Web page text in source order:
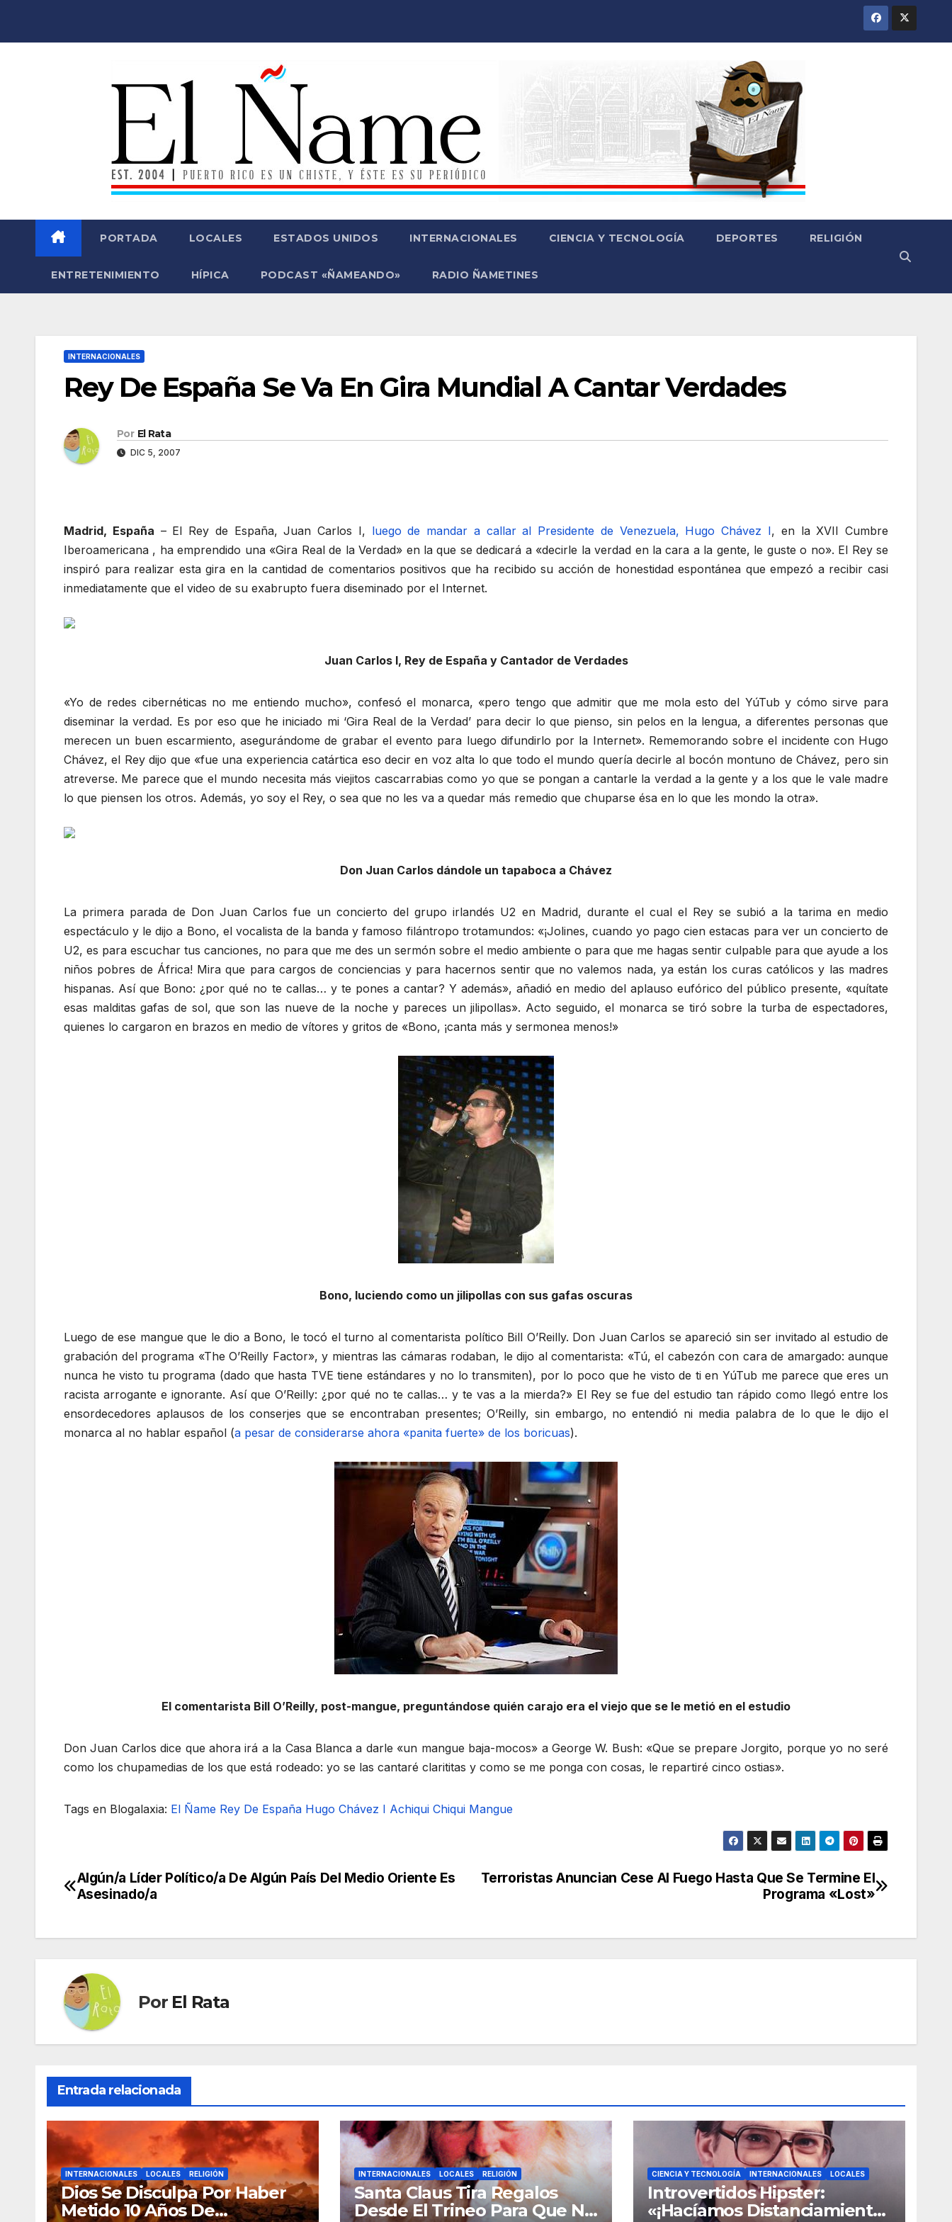
PORTADA LOCALES ESTADOS UNIDOS INTERNACIONALES CIENCIA Y TECNOLOGÍA DEPORTES RELIGIÓN
ENTRETENIMIENTO HÍPICA PODCAST «ÑAMEANDO» RADIO ÑAMETINES
INTERNACIONALES
Rey De España Se Va En Gira Mundial A Cantar Verdades
Por El Rata
DIC 5, 2007
Madrid, España – El Rey de España, Juan Carlos I, luego de mandar a callar al Presidente de Venezuela, Hugo Chávez I, en la XVII Cumbre
Iberoamericana , ha emprendido una «Gira Real de la Verdad» en la que se dedicará a «decirle la verdad en la cara a la gente, le guste o no». El Rey se
inspiró para realizar esta gira en la cantidad de comentarios positivos que ha recibido su acción de honestidad espontánea que empezó a recibir casi
inmediatamente que el video de su exabrupto fuera diseminado por el Internet.
Juan Carlos I, Rey de España y Cantador de Verdades
«Yo de redes cibernéticas no me entiendo mucho», confesó el monarca, «pero tengo que admitir que me mola esto del YúTub y cómo sirve para
diseminar la verdad. Es por eso que he iniciado mi ‘Gira Real de la Verdad’ para decir lo que pienso, sin pelos en la lengua, a diferentes personas que
merecen un buen escarmiento, asegurándome de grabar el evento para luego difundirlo por la Internet». Rememorando sobre el incidente con Hugo
Chávez, el Rey dijo que «fue una experiencia catártica eso decir en voz alta lo que todo el mundo quería decirle al bocón montuno de Chávez, pero sin
atreverse. Me parece que el mundo necesita más viejitos cascarrabias como yo que se pongan a cantarle la verdad a la gente y a los que le vale madre
lo que piensen los otros. Además, yo soy el Rey, o sea que no les va a quedar más remedio que chuparse ésa en lo que les mondo la otra».
Don Juan Carlos dándole un tapaboca a Chávez
La primera parada de Don Juan Carlos fue un concierto del grupo irlandés U2 en Madrid, durante el cual el Rey se subió a la tarima en medio
espectáculo y le dijo a Bono, el vocalista de la banda y famoso filántropo trotamundos: «¡Jolines, cuando yo pago cien estacas para ver un concierto de
U2, es para escuchar tus canciones, no para que me des un sermón sobre el medio ambiente o para que me hagas sentir culpable para que ayude a los
niños pobres de África! Mira que para cargos de conciencias y para hacernos sentir que no valemos nada, ya están los curas católicos y las madres
hispanas. Así que Bono: ¿por qué no te callas… y te pones a cantar? Y además», añadió en medio del aplauso eufórico del público presente, «quítate
esas malditas gafas de sol, que son las nueve de la noche y pareces un jilipollas». Acto seguido, el monarca se tiró sobre la turba de espectadores,
quienes lo cargaron en brazos en medio de vítores y gritos de «Bono, ¡canta más y sermonea menos!»
Bono, luciendo como un jilipollas con sus gafas oscuras
Luego de ese mangue que le dio a Bono, le tocó el turno al comentarista político Bill O’Reilly. Don Juan Carlos se apareció sin ser invitado al estudio de
grabación del programa «The O’Reilly Factor», y mientras las cámaras rodaban, le dijo al comentarista: «Tú, el cabezón con cara de amargado: aunque
nunca he visto tu programa (dado que hasta TVE tiene estándares y no lo transmiten), por lo poco que he visto de ti en YúTub me parece que eres un
racista arrogante e ignorante. Así que O’Reilly: ¿por qué no te callas… y te vas a la mierda?» El Rey se fue del estudio tan rápido como llegó entre los
ensordecedores aplausos de los conserjes que se encontraban presentes; O’Reilly, sin embargo, no entendió ni media palabra de lo que le dijo el
monarca al no hablar español (a pesar de considerarse ahora «panita fuerte» de los boricuas).
El comentarista Bill O’Reilly, post-mangue, preguntándose quién carajo era el viejo que se le metió en el estudio
Don Juan Carlos dice que ahora irá a la Casa Blanca a darle «un mangue baja-mocos» a George W. Bush: «Que se prepare Jorgito, porque yo no seré
como los chupamedias de los que está rodeado: yo se las cantaré clarititas y como se me ponga con cosas, le repartiré cinco ostias».
Tags en Blogalaxia: El Ñame Rey De España Hugo Chávez I Achiqui Chiqui Mangue
Navegación
entradas
Terroristas Anuncian Cese Al Fuego Hasta Que Se Termine El
Programa «Lost»
Algún/a Líder Político/a De Algún País Del Medio Oriente Es
Asesinado/a
Por El Rata
Entrada relacionada
INTERNACIONALES LOCALES RELIGIÓN
Dios Se Disculpa Por Haber
Metido 10 Años De
INTERNACIONALES LOCALES RELIGIÓN
Santa Claus Tira Regalos
Desde El Trineo Para Que No
CIENCIA Y TECNOLOGÍA INTERNACIONALES LOCALES
Introvertidos Hipster:
«¡Hacíamos Distanciamiento